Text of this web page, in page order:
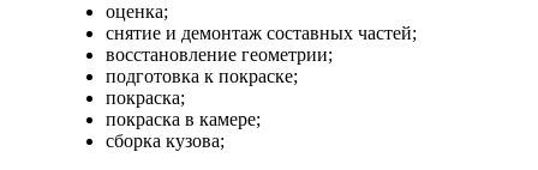
оценка;
снятие и демонтаж составных частей;
восстановление геометрии;
подготовка к покраске;
покраска;
покраска в камере;
сборка кузова;